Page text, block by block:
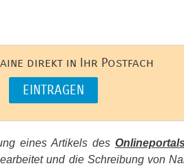
direkt in Ihr Postfach
eines Artikels des Onlineportals
und die Schreibung von